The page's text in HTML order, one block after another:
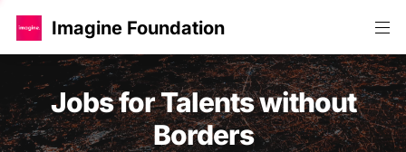
Imagine Foundation
Jobs for Talents without
Borders